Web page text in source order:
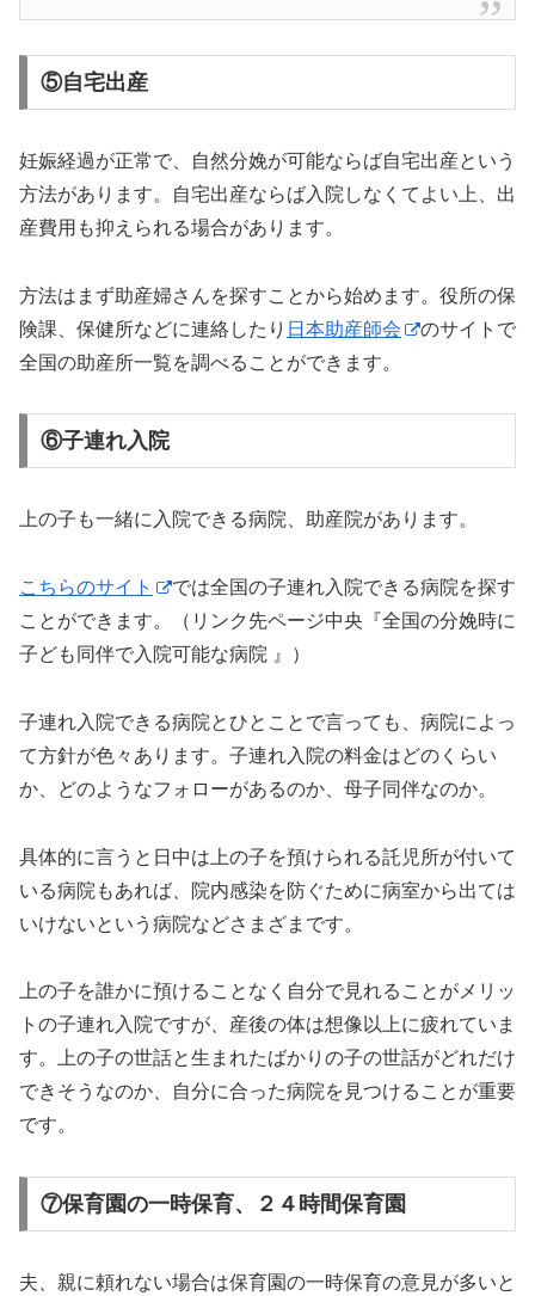
⑤自宅出産
妊娠経過が正常で、自然分娩が可能ならば自宅出産という
方法があります。自宅出産ならば入院しなくてよい上、出
産費用も抑えられる場合があります。
方法はまず助産婦さんを探すことから始めます。役所の保
険課、保健所などに連絡したり 日本助産師会
のサイトで
全国の助産所一覧を調べることができます。
⑥子連れ入院
上の子も一緒に入院できる病院、助産院があります。
こちらのサイト
では全国の子連れ入院できる病院を探す
ことができます。（リンク先ページ中央『全国の分娩時に
子ども同伴で入院可能な病院 』）
子連れ入院できる病院とひとことで言っても、病院によっ
て方針が色々あります。子連れ入院の料金はどのくらい
か、どのようなフォローがあるのか、母子同伴なのか。
具体的に言うと日中は上の子を預けられる託児所が付いて
いる病院もあれば、院内感染を防ぐために病室から出ては
いけないという病院などさまざまです。
上の子を誰かに預けることなく自分で見れることがメリッ
トの子連れ入院ですが、産後の体は想像以上に疲れていま
す。上の子の世話と生まれたばかりの子の世話がどれだけ
できそうなのか、自分に合った病院を見つけることが重要
です。
⑦保育園の一時保育、２４時間保育園
夫、親に頼れない場合は保育園の一時保育の意見が多いと